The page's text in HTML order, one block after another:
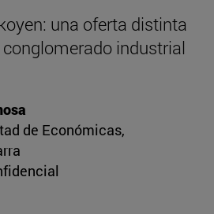
una oferta distinta
industrial
de Económicas,